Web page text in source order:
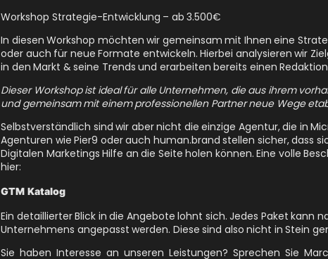
Workshop Strategie-Entwicklung – ab 3.500€
In diesen Workshop möchten wir gemeinsam mit Ihnen eine
oder auch für neue Formate entwickeln. Hierbei analysieren wir
in den Markt & seine Trends und erarbeiten bereits einen
Dieser Workshop ist ideal für alle Unternehmen, die aus ihrem
und gemeinsam mit einem professionellen Partner neue Wege
Selbstverständlich sind wir aber nicht die einzige Agentur, die in
Agenturen wie Pier9 oder auch human.brand stellen sicher, dass
Digitalen Marketings Hilfe an die Seite holen können. Eine volle
hier:
GTM Katalog
Ein detaillierter Blick in die Angebote lohnt sich. Jedes Paket kann
Unternehmens angepasst werden. Diese sind also nicht in Stein
Sie haben Interesse an unseren Leistungen? Sprechen Sie